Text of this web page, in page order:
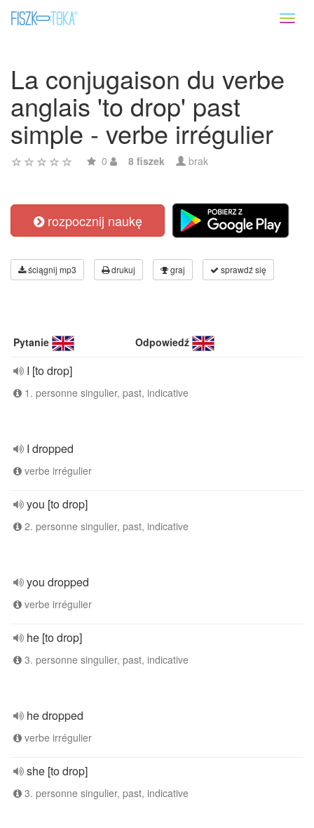
La conjugaison du verbe
anglais 'to drop' past
simple - verbe irrégulier
0 8 fiszek brak
rozpocznij naukę
ściągnij mp3 drukuj graj sprawdź się
Pytanie Odpowiedź
I [to drop]
1. personne singulier, past, indicative
I dropped
verbe irrégulier
you [to drop]
2. personne singulier, past, indicative
you dropped
verbe irrégulier
he [to drop]
3. personne singulier, past, indicative
he dropped
verbe irrégulier
she [to drop]
3. personne singulier, past, indicative